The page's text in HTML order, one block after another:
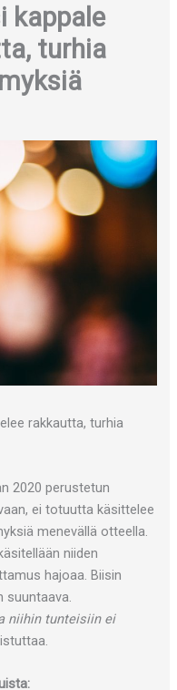
kappale
turhia
2020 perustetun
ei totuutta käsittelee
menevällä otteella.
niiden
hajoaa. Biisin
suuntaava.
niihin tunteisiin ei